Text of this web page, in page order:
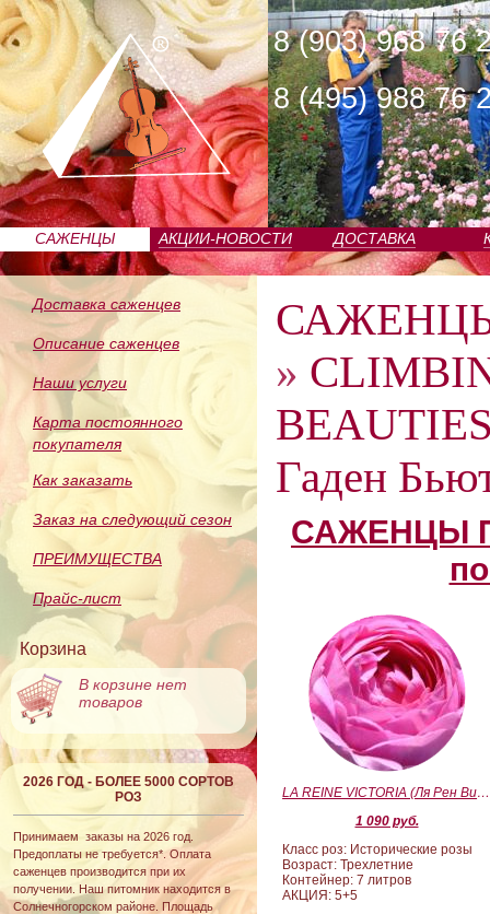
8 (903) 968 76
8 (495) 988 76
САЖЕНЦЫ
ПИТОМНИКА
АКЦИИ-НОВОСТИ ДОСТАВКА
Доставка саженцев
Описание саженцев
Наши услуги
Карта постоянного
покупателя
Как заказать
Заказ на следующий сезон
ПРЕИМУЩЕСТВА
Прайс-лист
Корзина
В корзине нет
товаров
2026 ГОД - БОЛЕЕ 5000 СОРТОВ
РОЗ
Принимаем заказы на 2026 год.
Предоплаты не требуется*. Оплата
саженцев производится при их
получении. Наш питомник находится в
Солнечногорском районе. Площадь
»
Гаден
САЖЕНЦЫ
LA REINE VICTORIA (Ля Рен Виктория)
1 090 руб.
Класс роз: Исторические розы
Возраст: Трехлетние
Контейнер: 7 литров
АКЦИЯ: 5+5